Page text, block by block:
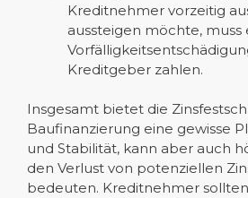
Kreditnehmer vorzeitig
aussteigen möchte, muss
Kreditgeber zahlen.
Insgesamt bietet die
Baufinanzierung eine gewisse
und Stabilität, kann aber auch
den Verlust von potenziellen
bedeuten. Kreditnehmer